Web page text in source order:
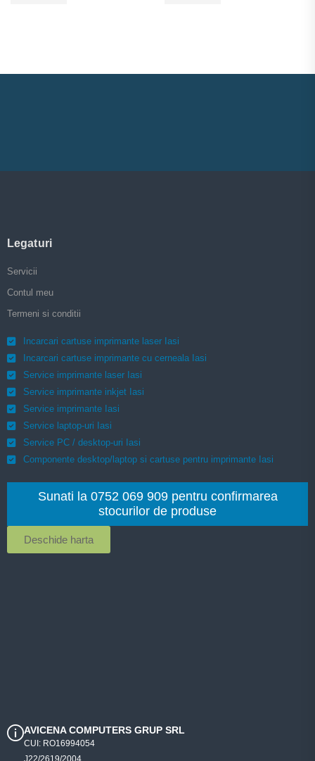
AVICENA COMPUTERS GRUP SRL
CUI: RO16994054
J22/2619/2004
Legaturi
Servicii
Contul meu
Termeni si conditii
Incarcari cartuse imprimante laser Iasi
Incarcari cartuse imprimante cu cerneala Iasi
Service imprimante laser Iasi
Service imprimante inkjet Iasi
Service imprimante Iasi
Service laptop-uri Iasi
Service PC / desktop-uri Iasi
Componente desktop/laptop si cartuse pentru imprimante Iasi
Sunati la 0752 069 909 pentru confirmarea
stocurilor de produse
Deschide harta